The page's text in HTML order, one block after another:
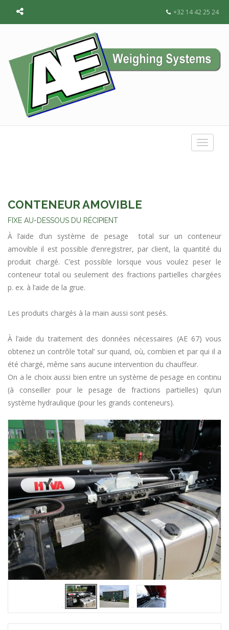
+32 14 42 25 24
Toggle
CONTENEUR AMOVIBLE
FIXE AU-DESSOUS DU RÉCIPIENT
À l’aide d’un système de pesage total sur un conteneur
amovible il est possible d’enregistrer, par client, la quantité du
produit chargé. C’est possible lorsque vous voulez peser le
conteneur total ou seulement des fractions partielles chargées
p. ex. à l’aide de la grue.
Les produits chargés à la main aussi sont pesés.
À l’aide du traitement des données nécessaires (AE 67) vous
obtenez un contrôle ‘total’ sur quand, où, combien et par qui il a
été chargé, même sans aucune intervention du chauffeur.
On a le choix aussi bien entre un système de pesage en continu
(à conseiller pour le pesage de fractions partielles) qu’un
système hydraulique (pour les grands conteneurs).